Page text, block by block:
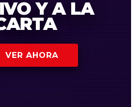
Y A LA
VER AHORA